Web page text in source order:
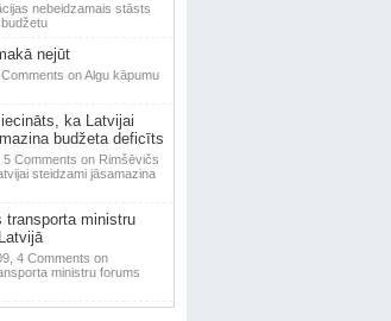
nebeidzamais stāsts
nejūt
on Algu kāpumu
ka Latvijai
budžeta deficīts
5 Comments on Rimšēvičs
steidzami jāsamazina
transporta ministru
4 Comments on
ministru forums